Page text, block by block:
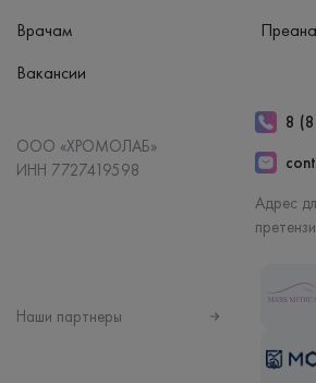
Врачам
Вакансии
ООО «ХРОМОЛАБ»
ИНН 7727419598
8
Адрес
Наши партнеры